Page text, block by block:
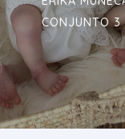
CONJUNTO 3